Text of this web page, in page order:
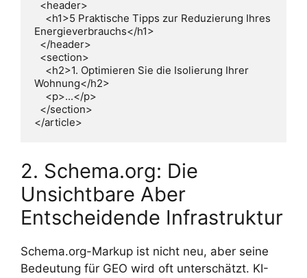
Energieverbrauchs</h1>
Wohnung</h2>
</article>
2. Schema.org: Die
Unsichtbare Aber
Entscheidende Infrastruktur
Schema.org-Markup ist nicht neu, aber seine
Bedeutung für GEO wird oft unterschätzt. KI-